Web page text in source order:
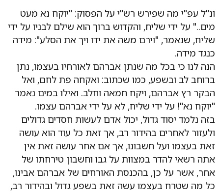
ונ"ל עפ"י מה שפירש רש"י על הפסוק: "יוקח נא מעט
מים.." על ידי שליח, והקדוש ברוך הוא שילם לבניו על ידי
שליח, שנאמר, "וירם משה את ידו ויך את הסלע": מידה
כנגד מידה.
הנה לנו כי בכל מה שנתן אברהם לאורחיו בעצמו, נתן
ברוחב לב ובשפע, כמו שכתוב: ואקחה פת לחם, ואל
הבקר רץ אברהם, ויקח חמאה וחלב. ואילו במים נאמר
"יוקח נא"! על ידי שליח, לא על ידי אברהם עצמו.
בזה נלמד יסוד גדול, יכול אדם לעשות חסדים גדולים
ולעזור לאחרים בהידור רב, אך זאת כל עוד הוא עושה
זאת בעצמו ועל חשבונו, אך אם אחר עושה זאת אין
אתה רשאי להדר במצוות על גבו וחשבון טירחתו של
אחר, אשר על כן, בהכנסת האורחים של אברהם אבינו,
כל מה שטרח בעצמו עשה זאת בשפע גדול ובהידור רב,